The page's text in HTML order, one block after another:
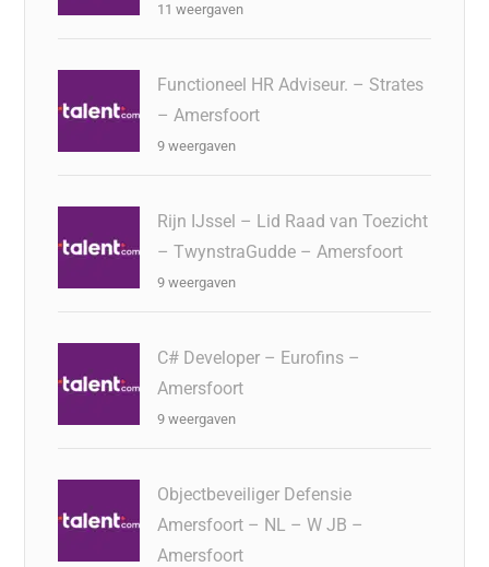
11 weergaven
Functioneel HR Adviseur. – Strates
– Amersfoort
9 weergaven
Rijn IJssel – Lid Raad van Toezicht
– TwynstraGudde – Amersfoort
9 weergaven
C# Developer – Eurofins –
Amersfoort
9 weergaven
Objectbeveiliger Defensie
Amersfoort – NL – W JB –
Amersfoort